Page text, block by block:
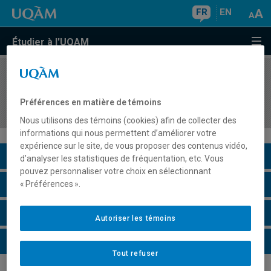
FR EN
Étudier à l'UQAM
COURS//
des réseaux sociaux
Description du cours
Horaire - Été 2026
Horaire - Automne 2026
Horaire - Hiver 2027
Préférences en matière de témoins
Nous utilisons des témoins (cookies) afin de collecter des
informations qui nous permettent d’améliorer votre
expérience sur le site, de vous proposer des contenus vidéo,
d’analyser les statistiques de fréquentation, etc. Vous
pouvez personnaliser votre choix en sélectionnant
« Préférences ».
Tout refuser
Autoriser les témoins